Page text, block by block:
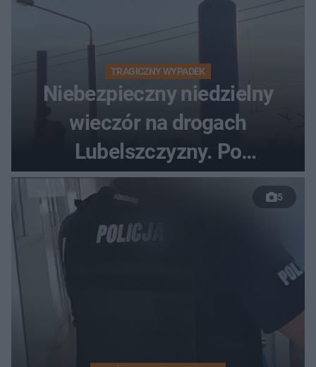
TRAGICZNY WYPADEK
Niebezpieczny niedzielny
wieczór na drogach
Lubelszczyzny. Po
nieudanym manewrze
wyprzedzania zginął
kierowca auta
5